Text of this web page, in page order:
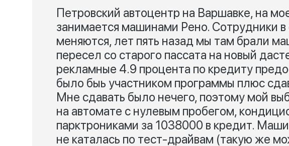
Петровский автоцентр на Варшавке, на
занимается машинами Рено. Сотрудники в
меняются, лет пять назад мы там брали
пересел со старого пассата на новый
рекламные 4.9 процента по кредиту
было быь участником программы плюс
Мне сдавать было нечего, поэтому мой
на автомате с нулевым пробегом,
парктрониками за 1038000 в кредит.
не каталась по тест-драйвам (такую же